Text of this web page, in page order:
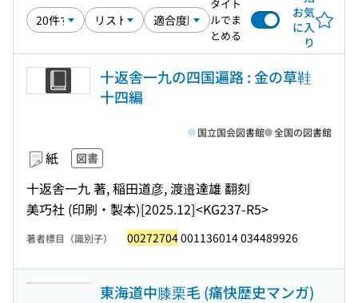
タイト
ルでま
とめる
お気
に入
り
十返舎一九の四国遍路 : 金の草鞋
十四編
紙 図書
十返舎一九 著, 稲田道彦, 渡邉達雄 翻刻
美巧社 (印刷・製本)[2025.12]<KG237-R5>
国立国会図書館 全国の図書館
著者標目（識別子） 00272704001136014 034489926
東海道中膝栗毛 (痛快歴史マンガ)